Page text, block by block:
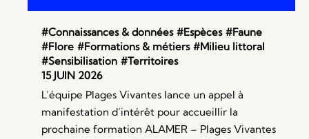
#Connaissances & données #Espèces #Faune
#Flore #Formations & métiers #Milieu littoral
#Sensibilisation #Territoires
15 JUIN 2026
L’équipe Plages Vivantes lance un appel à
manifestation d’intérêt pour accueillir la
prochaine formation ALAMER – Plages Vivantes